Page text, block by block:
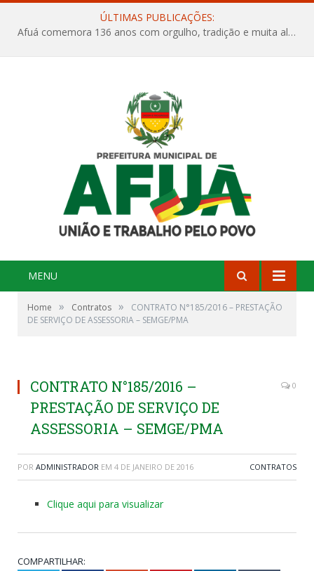
ÚLTIMAS PUBLICAÇÕES:
Afuá comemora 136 anos com orgulho, tradição e muita alegria na Quadra Dr. Nelson Salomão
MENU
Home » Contratos »
CONTRATO N°185/2016 – PRESTAÇÃO
DE SERVIÇO DE ASSESSORIA – SEMGE/PMA
CONTRATO N°185/2016 –
PRESTAÇÃO DE SERVIÇO DE
ASSESSORIA – SEMGE/PMA
0
POR ADMINISTRADOR EM 4 DE JANEIRO DE 2016 CONTRATOS
Clique aqui para visualizar
COMPARTILHAR: